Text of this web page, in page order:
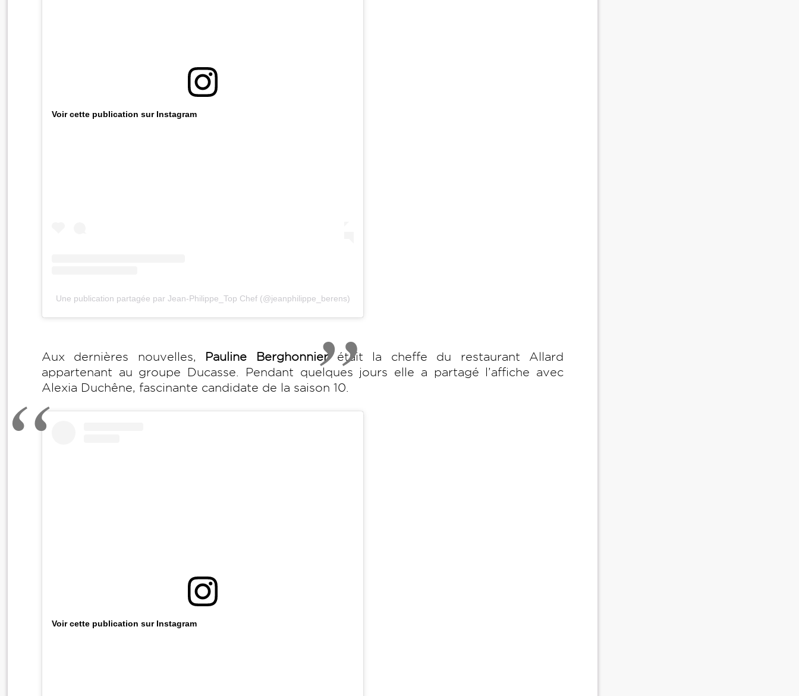
Voir cette publication sur Instagram
Une publication partagée par Jean-Philippe_Top Chef (@jeanphilippe_berens)
Aux dernières nouvelles, Pauline Berghonnier était la cheffe du restaurant Allard
appartenant au groupe Ducasse. Pendant quelques jours elle a partagé l’affiche avec
Alexia Duchêne, fascinante candidate de la saison 10.
Voir cette publication sur Instagram